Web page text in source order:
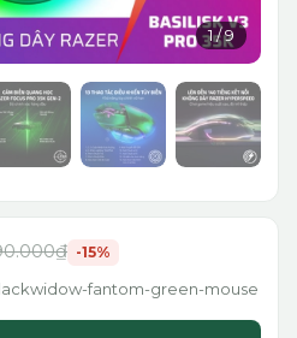
1/9
-15%
fantom-green-mouse